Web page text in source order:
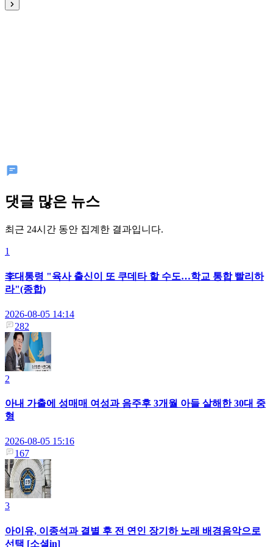
댓글 많은 뉴스
최근 24시간 동안 집계한 결과입니다.
1
李대통령 "육사 출신이 또 쿠데타 할 수도…학교 통합 빨리하
라"(종합)
2026-08-05 14:14
282
2
아내 가출에 성매매 여성과 음주후 3개월 아들 살해한 30대 중
형
2026-08-05 15:16
167
3
아이유, 이종석과 결별 후 전 연인 장기하 노래 배경음악으로
선택 [소셜in]